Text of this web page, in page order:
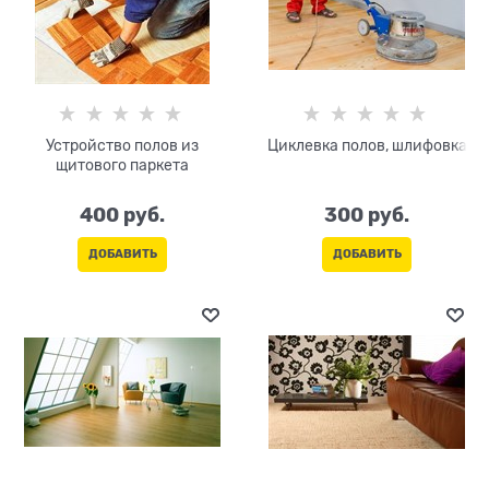
Устройство полов из
щитового паркета
400 руб.
ДОБАВИТЬ
Циклевка полов, шлифовка
300 руб.
ДОБАВИТЬ